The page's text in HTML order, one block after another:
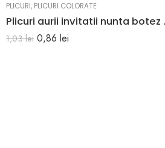
PLICURI, PLICURI COLORATE
Plicuri
1,03lei 0,86 lei